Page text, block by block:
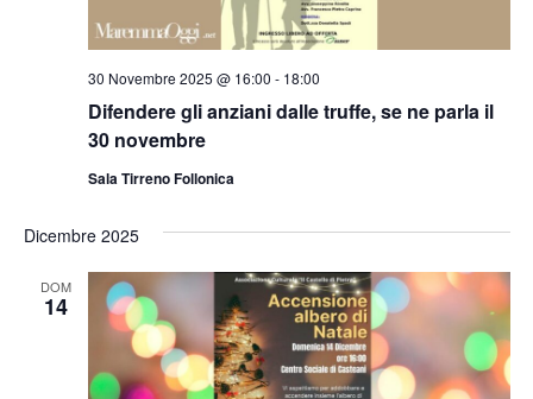
Difendere gli anziani dalle truffe, se ne parla il
30 novembre
30 Novembre 2025 @ 16:00 - 18:00
Sala Tirreno Follonica
Dicembre 2025
DOM
14